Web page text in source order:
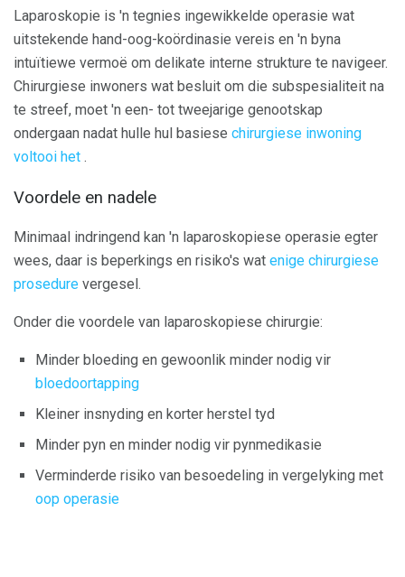
Laparoskopie is 'n tegnies ingewikkelde operasie wat
uitstekende hand-oog-koördinasie vereis en 'n byna
intuïtiewe vermoë om delikate interne strukture te navigeer.
Chirurgiese inwoners wat besluit om die subspesialiteit na
te streef, moet 'n een- tot tweejarige genootskap
ondergaan nadat hulle hul basiese chirurgiese inwoning
voltooi het .
Voordele en nadele
Minimaal indringend kan 'n laparoskopiese operasie egter
wees, daar is beperkings en risiko's wat enige chirurgiese
prosedure vergesel.
Onder die voordele van laparoskopiese chirurgie:
Minder bloeding en gewoonlik minder nodig vir
bloedoortapping
Kleiner insnyding en korter herstel tyd
Minder pyn en minder nodig vir pynmedikasie
Verminderde risiko van besoedeling in vergelyking met
oop operasie